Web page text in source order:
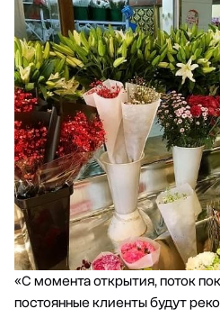
«С момента открытия, поток
постоянные клиенты будут